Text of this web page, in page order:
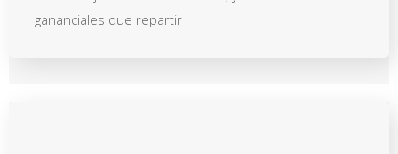
gananciales que repartir